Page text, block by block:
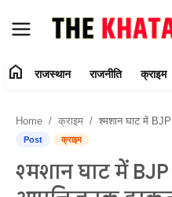
Contact Us
राजस्थान
home राजस्थान राजनीति क्राइम
Home क्राइम श्मशान घाट में BJP नेता
Post क्राइम
श्मशान घाट में